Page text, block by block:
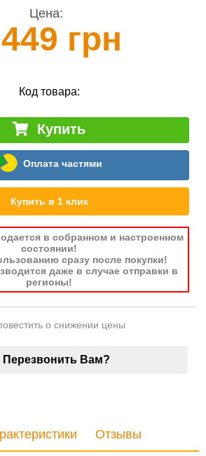
Цена:
грн
Код товара:
Купить
Оплата частями
Купить в 1 клик
в собранном и настроенном
состоянии!
сразу после покупки!
даже в случае отправки в
регионы!
о снижении цены
Перезвонить Вам?
Отзывы